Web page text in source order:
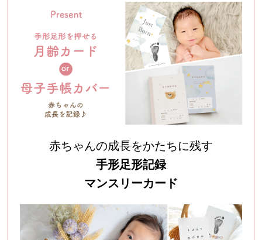
赤ちゃんの成長をかたちに残す
手形足形記録
マンスリーカード